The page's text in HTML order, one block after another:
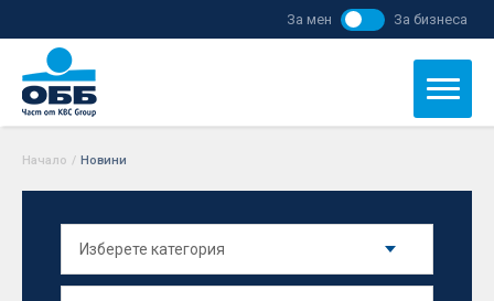
За мен За бизнеса
Начало / Новини